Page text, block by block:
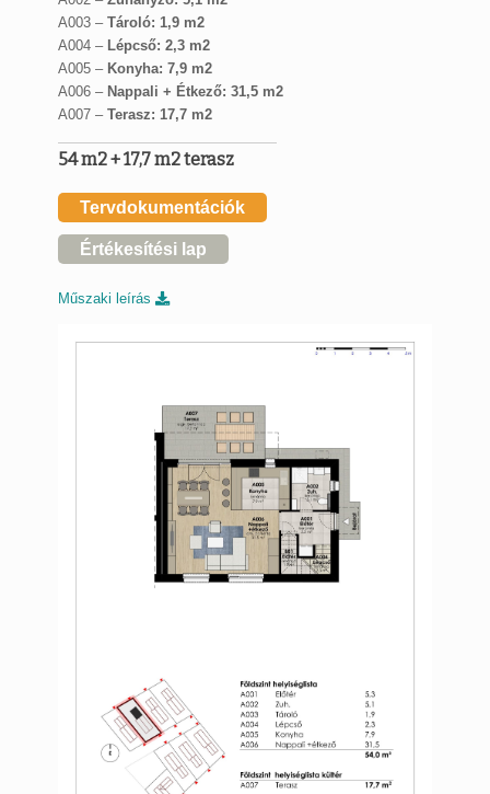
A003 – Tároló: 1,9 m2
A004 – Lépcső: 2,3 m2
A005 – Konyha: 7,9 m2
A006 – Nappali + Étkező: 31,5 m2
A007 – Terasz: 17,7 m2
54 m2 + 17,7 m2 terasz
Tervdokumentációk
Értékesítési lap
Műszaki leírás